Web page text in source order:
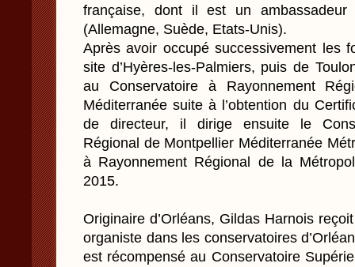
française, dont il est un ambassadeur
(Allemagne, Suède, Etats-Unis).
Après avoir occupé successivement les
site d’Hyères-les-Palmiers, puis de
au Conservatoire à Rayonnement
Méditerranée suite à l’obtention du
de directeur, il dirige ensuite le
Régional de Montpellier Méditerranée
à Rayonnement Régional de la
2015.
Originaire d’Orléans, Gildas Harnois
organiste dans les conservatoires
est récompensé au Conservatoire